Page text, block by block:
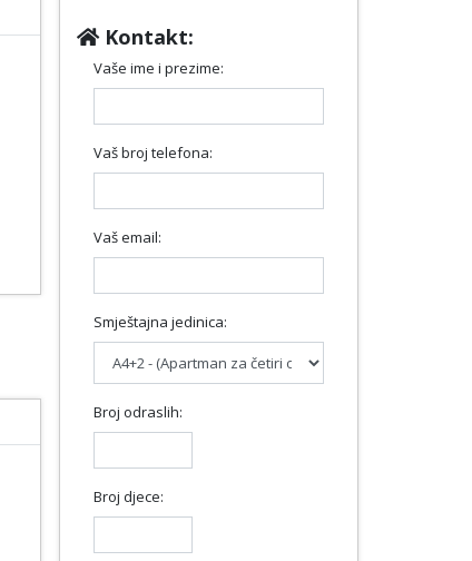
Kontakt:
Vaše ime i prezime:
Vaš broj telefona:
Vaš email:
Smještajna jedinica:
Broj odraslih:
Broj djece: